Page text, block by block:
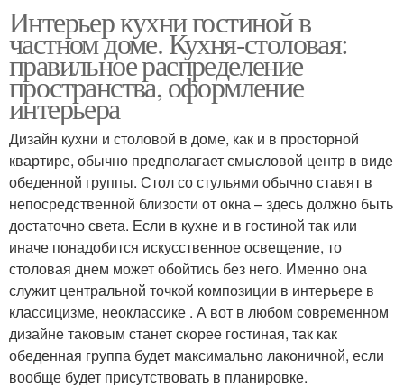
Интерьер кухни гостиной в
частном доме. Кухня-столовая:
правильное распределение
пространства, оформление
интерьера
Дизайн кухни и столовой в доме, как и в просторной
квартире, обычно предполагает смысловой центр в виде
обеденной группы. Стол со стульями обычно ставят в
непосредственной близости от окна – здесь должно быть
достаточно света. Если в кухне и в гостиной так или
иначе понадобится искусственное освещение, то
столовая днем может обойтись без него. Именно она
служит центральной точкой композиции в интерьере в
классицизме, неоклассике . А вот в любом современном
дизайне таковым станет скорее гостиная, так как
обеденная группа будет максимально лаконичной, если
вообще будет присутствовать в планировке.